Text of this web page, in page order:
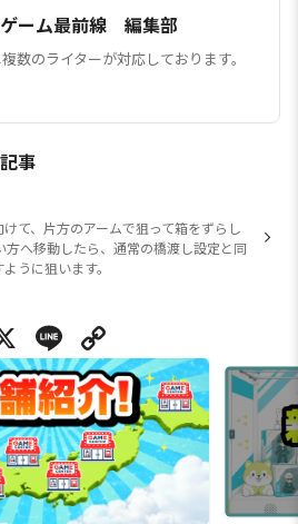
ーム最前線 編集部
数のライターが対応しております。
事
て、片方のアームで狙って箱をずらし
方へ移動したら、通常の橋渡し設定と同
うに狙います。
X Line